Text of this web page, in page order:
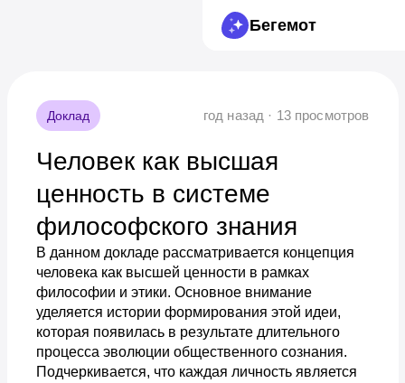
Бегемот
Доклад год назад · 13 просмотров
Человек как высшая
ценность в системе
философского знания
В данном докладе рассматривается концепция
человека как высшей ценности в рамках
философии и этики. Основное внимание
уделяется истории формирования этой идеи,
которая появилась в результате длительного
процесса эволюции общественного сознания.
Подчеркивается, что каждая личность является